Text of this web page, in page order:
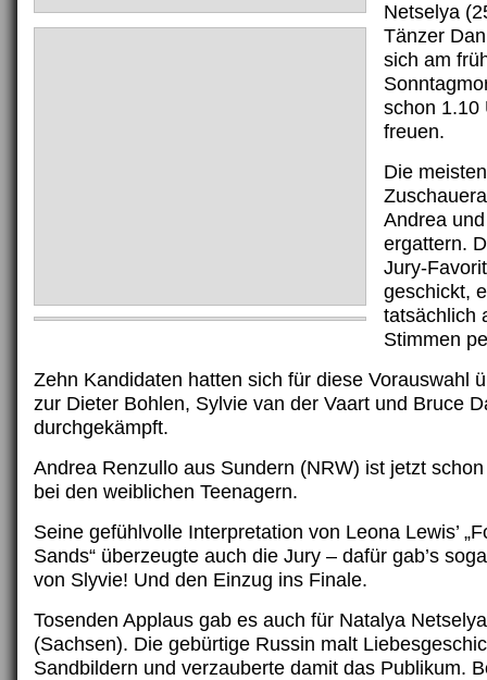
Netselya
Tänzer
sich am
schon 1.10
freuen.
Die meisten
Andrea
ergattern.
Jury-
geschickt,
tatsächlich
Stimmen
Zehn Kandidaten hatten sich für diese Vorauswahl
zur Dieter Bohlen, Sylvie van der Vaart und Bruce
durchgekämpft.
Andrea Renzullo aus Sundern (NRW) ist jetzt
bei den weiblichen Teenagern.
Seine gefühlvolle Interpretation von Leona Lewis’
Sands“ überzeugte auch die Jury – dafür gab’s
von Slyvie! Und den Einzug ins Finale.
Tosenden Applaus gab es auch für Natalya
(Sachsen). Die gebürtige Russin malt
Sandbildern und verzauberte damit das Publikum.